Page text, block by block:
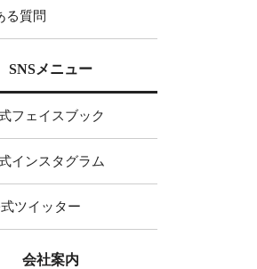
る質問
SNSメニュー
フェイスブック
インスタグラム
ツイッター
会社案内